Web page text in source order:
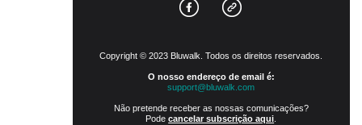
Copyright © 2023 Bluwalk. Todos os direitos reservados.
O nosso endereço de email é:
support@bluwalk.com
Não pretende receber as nossas comunicações?
Podecancelar subscrição aqui